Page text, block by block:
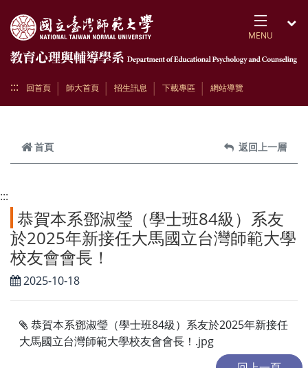
MENU
::: 回首頁 師大首頁 招生訊息 下載專區 網站導覽
首頁 返回上一層
:::
恭賀本系鄧淑瑩（學士班84級）系友
於2025年新接任大馬國立台灣師範大學
校友會會長！
2025-10-18
恭賀本系鄧淑瑩（學士班84級）系友於2025年新接任
大馬國立台灣師範大學校友會會長！.jpg